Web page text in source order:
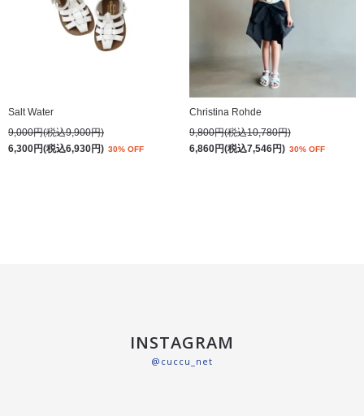
Salt Water
9,000円(税込9,900円)
6,300円(税込6,930円) 30% OFF
Christina Rohde
9,800円(税込10,780円)
6,860円(税込7,546円) 30% OFF
INSTAGRAM
@cuccu_net